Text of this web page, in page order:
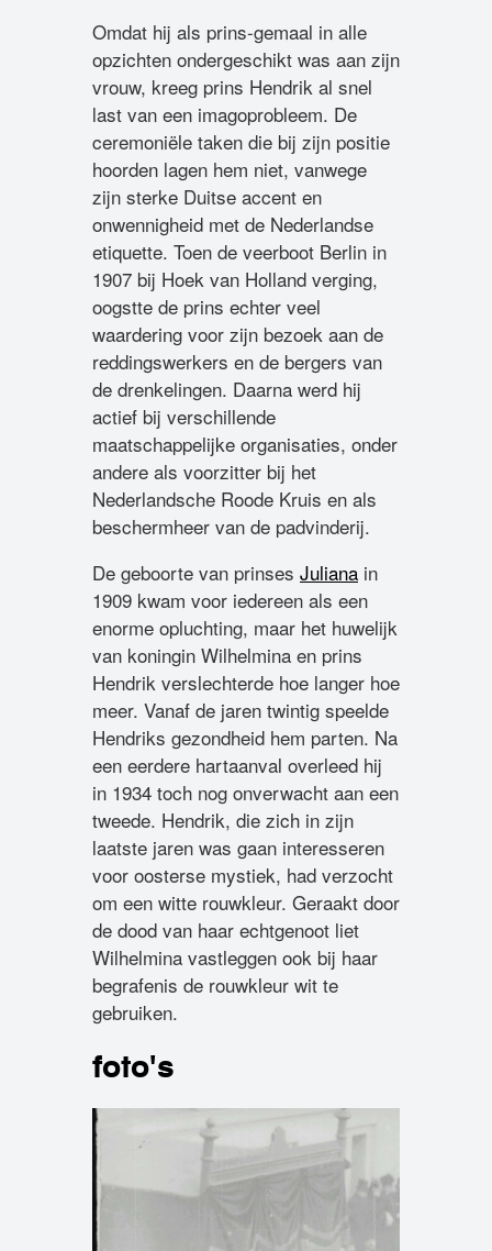
Omdat hij als prins-gemaal in alle
opzichten ondergeschikt was aan zijn
vrouw, kreeg prins Hendrik al snel
last van een imagoprobleem. De
ceremoniële taken die bij zijn positie
hoorden lagen hem niet, vanwege
zijn sterke Duitse accent en
onwennigheid met de Nederlandse
etiquette. Toen de veerboot Berlin in
1907 bij Hoek van Holland verging,
oogstte de prins echter veel
waardering voor zijn bezoek aan de
reddingswerkers en de bergers van
de drenkelingen. Daarna werd hij
actief bij verschillende
maatschappelijke organisaties, onder
andere als voorzitter bij het
Nederlandsche Roode Kruis en als
beschermheer van de padvinderij.
De geboorte van prinses Juliana in
1909 kwam voor iedereen als een
enorme opluchting, maar het huwelijk
van koningin Wilhelmina en prins
Hendrik verslechterde hoe langer hoe
meer. Vanaf de jaren twintig speelde
Hendriks gezondheid hem parten. Na
een eerdere hartaanval overleed hij
in 1934 toch nog onverwacht aan een
tweede. Hendrik, die zich in zijn
laatste jaren was gaan interesseren
voor oosterse mystiek, had verzocht
om een witte rouwkleur. Geraakt door
de dood van haar echtgenoot liet
Wilhelmina vastleggen ook bij haar
begrafenis de rouwkleur wit te
gebruiken.
foto's